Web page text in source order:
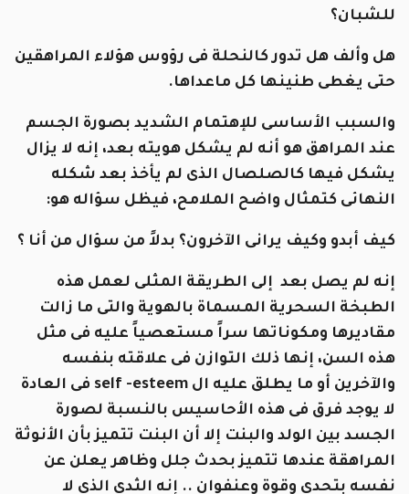
للشبان؟
هل وألف هل تدور كالنحلة فى رؤوس هؤلاء المراهقين
حتى يغطى طنينها كل ماعداها.
والسبب الأساسى للإهتمام الشديد بصورة الجسم
عند المراهق هو أنه لم يشكل هويته بعد، إنه لا يزال
يشكل فيها كالصلصال الذى لم يأخذ بعد شكله
النهائى كتمثال واضح الملامح، فيظل سؤاله هو:
كيف أبدو وكيف يرانى الآخرون؟ بدلاً من سؤال من أنا ؟
إنه لم يصل بعد إلى الطريقة المثلى لعمل هذه
الطبخة السحرية المسماة بالهوية والتى ما زالت
مقاديرها ومكوناتها سراً مستعصياً عليه فى مثل
هذه السن، إنها ذلك التوازن فى علاقته بنفسه
والآخرين أو ما يطلق عليه ال self -esteem فى العادة
لا يوجد فرق فى هذه الأحاسيس بالنسبة لصورة
الجسد بين الولد والبنت إلا أن البنت تتميز بأن الأنوثة
المراهقة عندها تتميز بحدث جلل وظاهر يعلن عن
نفسه بتحدى وقوة وعنفوان .. إنه الثدى الذى لا